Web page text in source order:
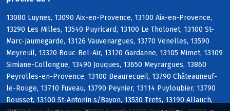
13080 Luynes, 13090 Aix-en-Provence, 13100 Aix-en-Provence,
13290 Les Milles, 13540 Puyricard, 13100 Le Tholonet, 13100 St-
Marc-Jaumegarde, 13126 Vauvenargues, 13770 Venelles, 13590
Meyreuil, 13320 Bouc-Bel-Air, 13120 Gardanne, 13105 Mimet, 13109
Simiane-Collongue, 13490 Jouques, 13650 Meyrargues, 13860
Peyrolles-en-Provence, 13100 Beaurecueil, 13790 Châteauneuf-
le-Rouge, 13710 Fuveau, 13790 Peynier, 13114 Puyloubier, 13790
Rousset, 13100 St-Antonin s/Bayon, 13530 Trets, 13190 Allauch,